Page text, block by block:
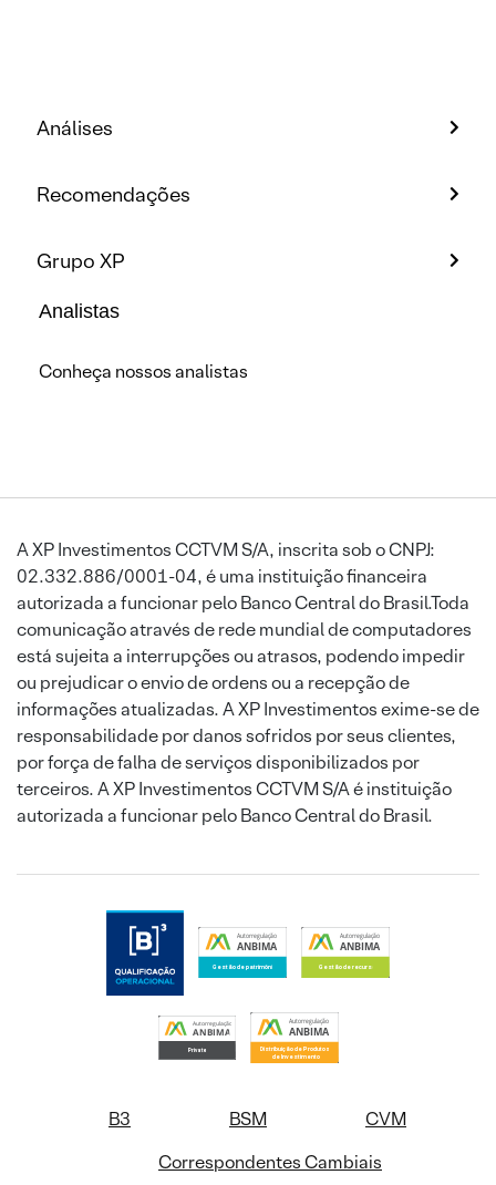
Análises
Recomendações
Grupo XP
Analistas
Conheça nossos analistas
A XP Investimentos CCTVM S/A, inscrita sob o CNPJ:
02.332.886/0001-04, é uma instituição financeira
autorizada a funcionar pelo Banco Central do Brasil.Toda
comunicação através de rede mundial de computadores
está sujeita a interrupções ou atrasos, podendo impedir
ou prejudicar o envio de ordens ou a recepção de
informações atualizadas. A XP Investimentos exime-se de
responsabilidade por danos sofridos por seus clientes,
por força de falha de serviços disponibilizados por
terceiros. A XP Investimentos CCTVM S/A é instituição
autorizada a funcionar pelo Banco Central do Brasil.
B3 BSM
CVM
Correspondentes Cambiais